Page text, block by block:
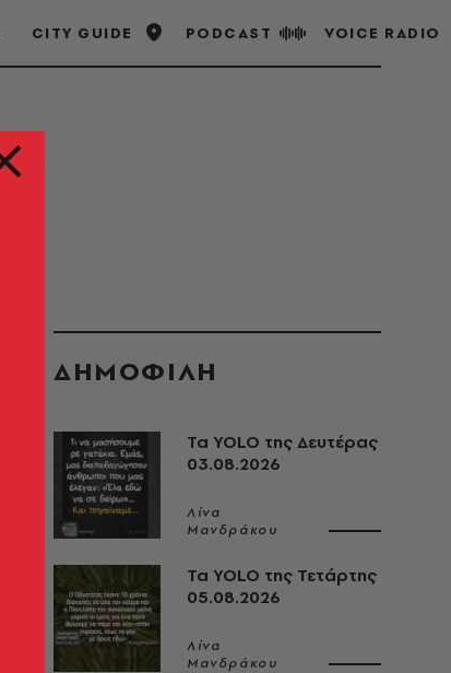
CITY GUIDE PODCAST VOICE RADIO
ΔΗΜΟΦΙΛΗ
Τα YOLO της Δευτέρας
03.08.2026
Λίνα
Μανδράκου
Τα YOLO της Τετάρτης
05.08.2026
Λίνα
Μανδράκου